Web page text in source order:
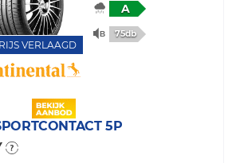
VERLAAGD
A
75db
5P